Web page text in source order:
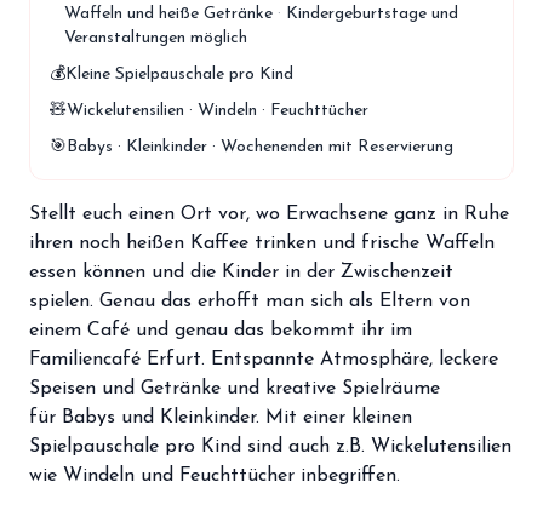
Unterkünfte
menu_book Guides
map Karte
storefront
loyalty Mitgliedschaft
handshake Partnerschaft
groups Entdecker Crew
login Anmelden / Registrieren
Waffeln und heiße Getränke · Kindergeburtstage und
Veranstaltungen möglich
💰Kleine Spielpauschale pro Kind
🧸Wickelutensilien · Windeln · Feuchttücher
🎯Babys · Kleinkinder · Wochenenden mit Reservierung
Stellt euch einen Ort vor, wo Erwachsene ganz in Ruhe
ihren noch heißen Kaffee trinken und frische Waffeln
essen können und die Kinder in der Zwischenzeit
spielen. Genau das erhofft man sich als Eltern von
einem Café und genau das bekommt ihr im
Familiencafé Erfurt. Entspannte Atmosphäre, leckere
Speisen und Getränke und kreative Spielräume
für Babys und Kleinkinder. Mit einer kleinen
Spielpauschale pro Kind sind auch z.B. Wickelutensilien
wie Windeln und Feuchttücher inbegriffen.